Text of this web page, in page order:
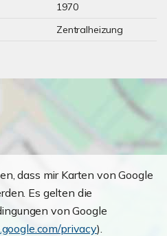
1970
Zentralheizung
dass mir Karten von Google
Es gelten die
von Google
privacy).